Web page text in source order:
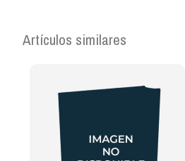
Artículos similares